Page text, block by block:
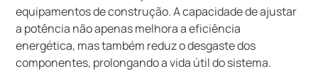
equipamentos de construção. A capacidade de ajustar
a potência não apenas melhora a eficiência
energética, mas também reduz o desgaste dos
componentes, prolongando a vida útil do sistema.